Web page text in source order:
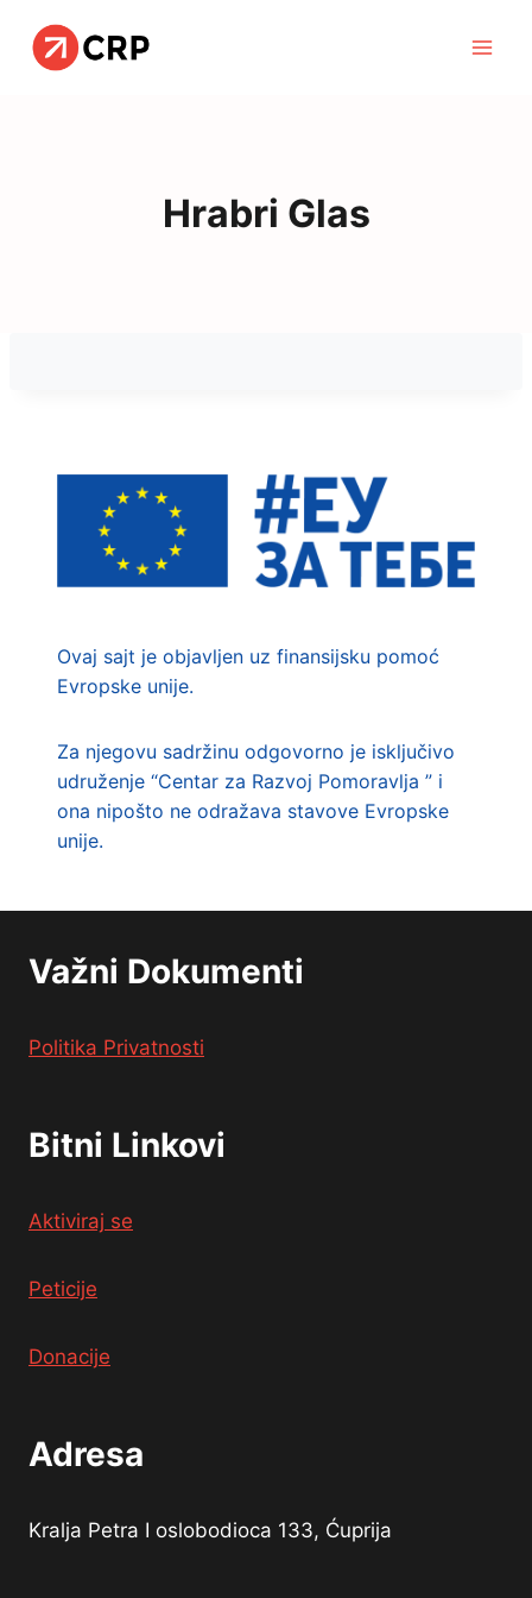
content
Hrabri Glas
Ovaj sajt je objavljen uz finansijsku pomoć
Evropske unije.
Za njegovu sadržinu odgovorno je isključivo
udruženje “Centar za Razvoj Pomoravlja ” i
ona nipošto ne odražava stavove Evropske
unije.
Važni Dokumenti
Politika Privatnosti
Bitni Linkovi
Aktiviraj se
Peticije
Donacije
Adresa
Kralja Petra I oslobodioca 133, Ćuprija